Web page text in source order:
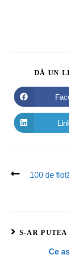
DĂ UN
100 de
S-AR
Ce